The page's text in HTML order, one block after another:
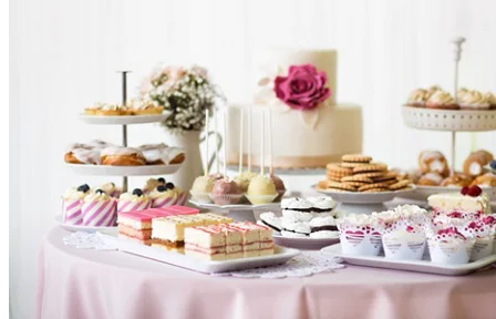
Thiết Kế (Design)
Thiết Kế Đồ Họa Chuyên Nghiệp
Chuyên Viên Thiết Kế Nội Thất
3D Game Art & Design
Mỹ Thuật Đa Phương Tiện
3D Animation
Mỹ Thuật Số – Digital Art
Motion Graphics Basic
Adobe Photoshop – Illustrator
Hội Họa Thiếu Nhi
Digital Art For Kids